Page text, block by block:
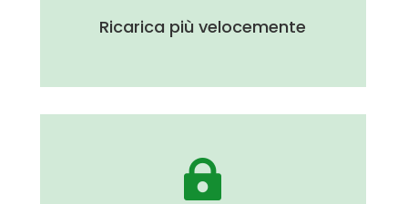
Ricarica più velocemente

Una ricarica affidabile con sistemi di protezione